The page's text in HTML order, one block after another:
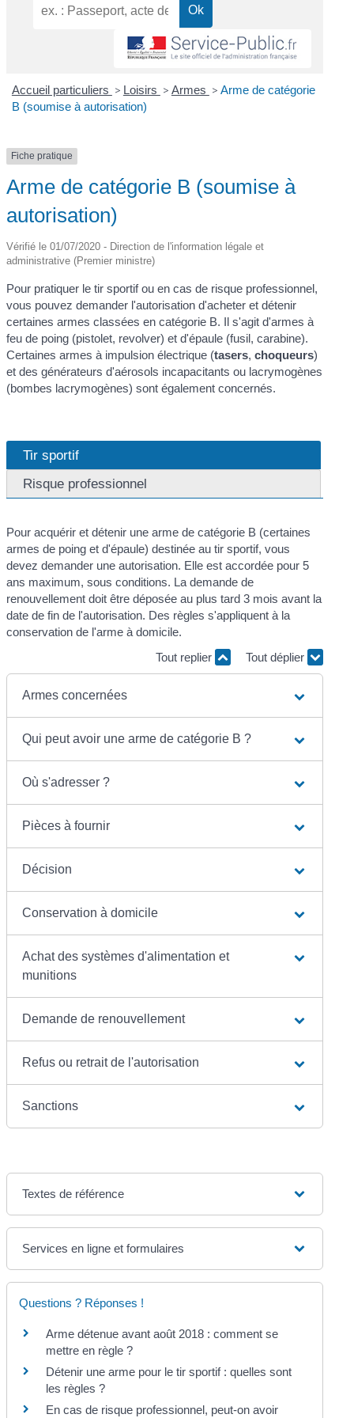
Accueil particuliers > Loisirs > Armes > Arme de catégorie
B (soumise à autorisation)
Fiche pratique
Arme de catégorie B (soumise à
autorisation)
Vérifié le 01/07/2020 - Direction de l'information légale et
administrative (Premier ministre)
Pour pratiquer le tir sportif ou en cas de risque professionnel,
vous pouvez demander l'autorisation d'acheter et détenir
certaines armes classées en catégorie B. Il s'agit d'armes à
feu de poing (pistolet, revolver) et d'épaule (fusil, carabine).
Certaines armes à impulsion électrique (tasers,choqueurs)
et des générateurs d'aérosols incapacitants ou lacrymogènes
(bombes lacrymogènes) sont également concernés.
Tir sportif
Risque professionnel
Pour acquérir et détenir une arme de catégorie B (certaines
armes de poing et d'épaule) destinée au tir sportif, vous
devez demander une autorisation. Elle est accordée pour 5
ans maximum, sous conditions. La demande de
renouvellement doit être déposée au plus tard 3 mois avant la
date de fin de l'autorisation. Des règles s'appliquent à la
conservation de l'arme à domicile.
Tout replier
Tout déplier
Armes concernées
Qui peut avoir une arme de catégorie B ?
Où s'adresser ?
Pièces à fournir
Décision
Conservation à domicile
Achat des systèmes d'alimentation et
munitions
Demande de renouvellement
Refus ou retrait de l'autorisation
Sanctions
Textes de référence
Services en ligne et formulaires
Questions ? Réponses !
Arme détenue avant août 2018 : comment se
mettre en règle ?
Détenir une arme pour le tir sportif : quelles sont
les règles ?
En cas de risque professionnel, peut-on avoir